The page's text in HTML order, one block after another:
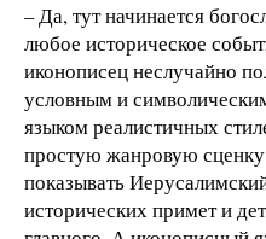
– Да, тут начинается
любое историческое
иконописец неслучайно
условным и
языком реалистичных
простую жанровую
показывать
исторических примет и